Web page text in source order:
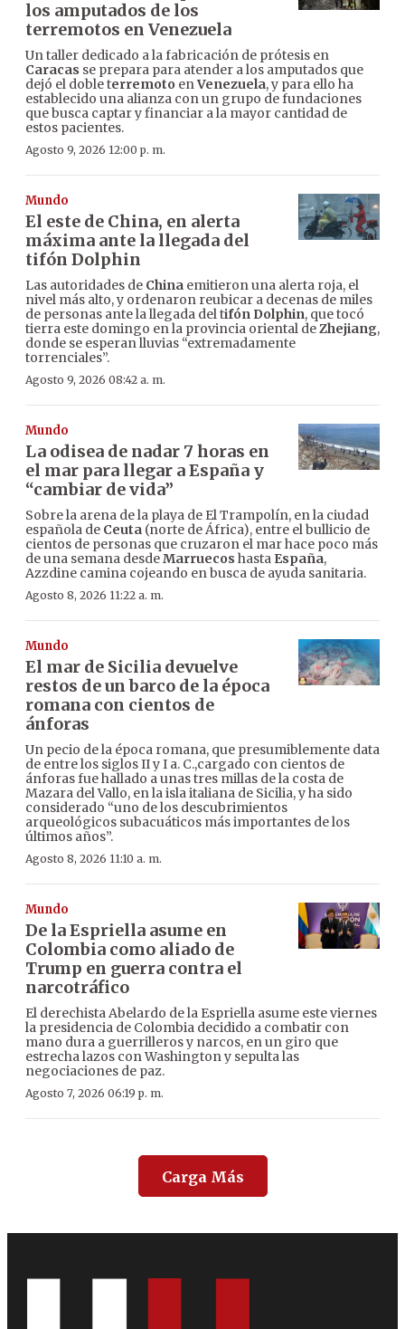
los amputados de los
terremotos en Venezuela
Un taller dedicado a la fabricación de prótesis en
Caracas se prepara para atender a los amputados que
dejó el doble terremoto enVenezuela, y para ello ha
establecido una alianza con un grupo de fundaciones
que busca captar y financiar a la mayor cantidad de
estos pacientes.
Agosto 9, 2026 12:00 p. m.
Mundo
El este de China, en alerta
máxima ante la llegada del
tifón Dolphin
Las autoridades de China emitieron una alerta roja, el
nivel más alto, y ordenaron reubicar a decenas de miles
de personas ante la llegada del tifón Dolphin, que tocó
tierra este domingo en la provincia oriental deZhejiang,
donde se esperan lluvias “extremadamente
torrenciales”.
Agosto 9, 2026 08:42 a. m.
Mundo
La odisea de nadar 7 horas en
el mar para llegar a España y
“cambiar de vida”
Sobre la arena de la playa de El Trampolín, en la ciudad
española de Ceuta (norte de África), entre el bullicio de
cientos de personas que cruzaron el mar hace poco más
de una semana desdeMarruecos hasta España,
Azzdine camina cojeando en busca de ayuda sanitaria.
Agosto 8, 2026 11:22 a. m.
Mundo
El mar de Sicilia devuelve
restos de un barco de la época
romana con cientos de
ánforas
Un pecio de la época romana, que presumiblemente data
de entre los siglos II y I a. C.,cargado con cientos de
ánforas fue hallado a unas tres millas de la costa de
Mazara del Vallo, en la isla italiana de Sicilia, y ha sido
considerado “uno de los descubrimientos
arqueológicos subacuáticos más importantes de los
últimos años”.
Agosto 8, 2026 11:10 a. m.
Mundo
De la Espriella asume en
Colombia como aliado de
Trump en guerra contra el
narcotráfico
El derechista Abelardo de la Espriella asume este viernes
la presidencia de Colombia decidido a combatir con
mano dura a guerrilleros y narcos, en un giro que
estrecha lazos con Washington y sepulta las
negociaciones de paz.
Agosto 7, 2026 06:19 p. m.
Carga Más